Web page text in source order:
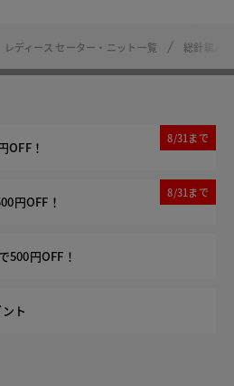
レディース セーター・ニット一覧 総針編み
OFF！
8/31まで
円OFF！
8/31まで
500円OFF！
ト